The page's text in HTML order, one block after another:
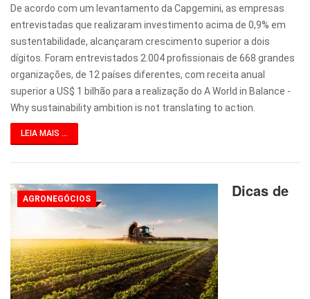
De acordo com um levantamento da Capgemini, as empresas
entrevistadas que realizaram investimento acima de 0,9% em
sustentabilidade, alcançaram crescimento superior a dois
dígitos. Foram entrevistados 2.004 profissionais de 668 grandes
organizações, de 12 países diferentes, com receita anual
superior a US$ 1 bilhão para a realização do A World in Balance -
Why sustainability ambition is not translating to action.
LEIA MAIS ...
AGRONEGÓCIOS Dicas de